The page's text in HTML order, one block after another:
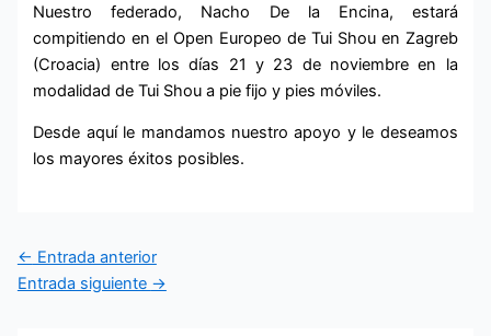
Nuestro federado, Nacho De la Encina, estará
compitiendo en el Open Europeo de Tui Shou en Zagreb
(Croacia) entre los días 21 y 23 de noviembre en la
modalidad de Tui Shou a pie fijo y pies móviles.
Desde aquí le mandamos nuestro apoyo y le deseamos
los mayores éxitos posibles.
← Entrada anterior
Entrada siguiente →